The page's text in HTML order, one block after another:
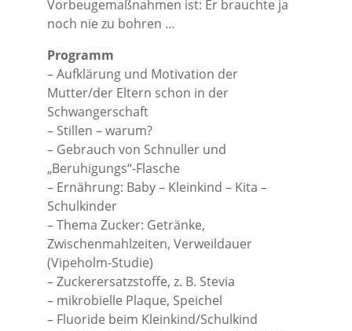
Vorbeugemaßnahmen ist: Er brauchte ja
noch nie zu bohren …
Programm
– Aufklärung und Motivation der
Mutter/der Eltern schon in der
Schwangerschaft
– Stillen – warum?
– Gebrauch von Schnuller und
„Beruhigungs“-Flasche
– Ernährung: Baby – Kleinkind – Kita –
Schulkinder
– Thema Zucker: Getränke,
Zwischenmahlzeiten, Verweildauer
(Vipeholm-Studie)
– Zuckerersatzstoffe, z. B. Stevia
– mikrobielle Plaque, Speichel
– Fluoride beim Kleinkind/Schulkind